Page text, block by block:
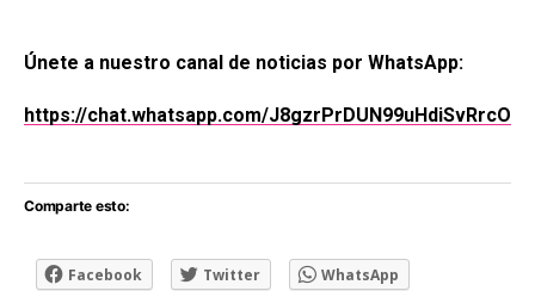
Únete a nuestro canal de noticias por WhatsApp:
https://chat.whatsapp.com/J8gzrPrDUN99uHdiSvRrcO
Comparte esto:
Facebook Twitter WhatsApp